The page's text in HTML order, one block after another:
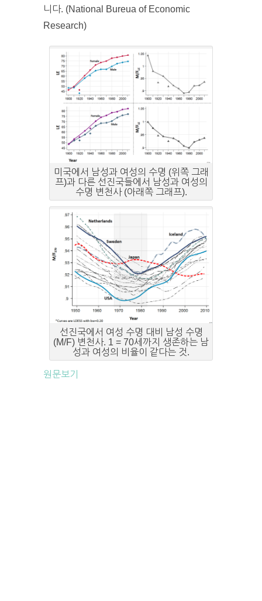
니다. (National Bureua of Economic
Research)
미국에서 남성과 여성의 수명 (위쪽 그래
프)과 다른 선진국들에서 남성과 여성의
수명 변천사 (아래쪽 그래프).
선진국에서 여성 수명 대비 남성 수명
(M/F) 변천사. 1 = 70세까지 생존하는 남
성과 여성의 비율이 같다는 것.
원문보기